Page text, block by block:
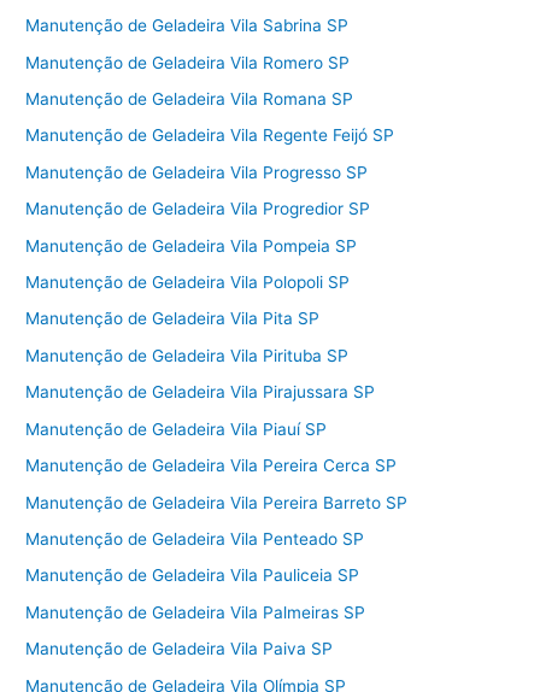
Manutenção de Geladeira Vila Sabrina SP
Manutenção de Geladeira Vila Romero SP
Manutenção de Geladeira Vila Romana SP
Manutenção de Geladeira Vila Regente Feijó SP
Manutenção de Geladeira Vila Progresso SP
Manutenção de Geladeira Vila Progredior SP
Manutenção de Geladeira Vila Pompeia SP
Manutenção de Geladeira Vila Polopoli SP
Manutenção de Geladeira Vila Pita SP
Manutenção de Geladeira Vila Pirituba SP
Manutenção de Geladeira Vila Pirajussara SP
Manutenção de Geladeira Vila Piauí SP
Manutenção de Geladeira Vila Pereira Cerca SP
Manutenção de Geladeira Vila Pereira Barreto SP
Manutenção de Geladeira Vila Penteado SP
Manutenção de Geladeira Vila Pauliceia SP
Manutenção de Geladeira Vila Palmeiras SP
Manutenção de Geladeira Vila Paiva SP
Manutenção de Geladeira Vila Olímpia SP